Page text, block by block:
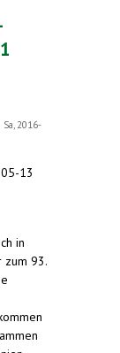
2016-
13
in
zum 93.